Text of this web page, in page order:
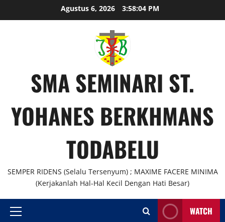
to
Agustus 6, 2026 3:58:04 PM
SMA SEMINARI ST.
YOHANES BERKHMANS
TODABELU
SEMPER RIDENS (Selalu Tersenyum) ; MAXIME FACERE MINIMA
(Kerjakanlah Hal-Hal Kecil Dengan Hati Besar)
Primary
WATCH